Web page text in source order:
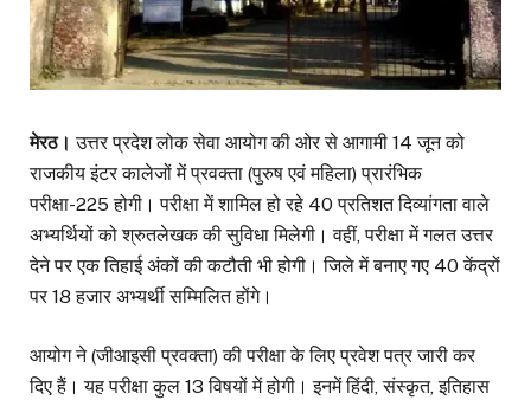
मेरठ। उत्तर प्रदेश लोक सेवा आयोग की ओर से आगामी 14 जून को
राजकीय इंटर कालेजों में प्रवक्ता (पुरुष एवं महिला) प्रारंभिक
परीक्षा-225 होगी। परीक्षा में शामिल हो रहे 40 प्रतिशत दिव्यांगता वाले
अभ्यर्थियों को श्रुतलेखक की सुविधा मिलेगी। वहीं, परीक्षा में गलत उत्तर
देने पर एक तिहाई अंकों की कटौती भी होगी। जिले में बनाए गए 40 केंद्रों
पर 18 हजार अभ्यर्थी सम्मिलित होंगे।
आयोग ने (जीआइसी प्रवक्ता) की परीक्षा के लिए प्रवेश पत्र जारी कर
दिए हैं। यह परीक्षा कुल 13 विषयों में होगी। इनमें हिंदी, संस्कृत, इतिहास